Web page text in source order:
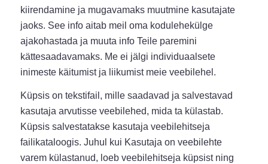
kiirendamine ja mugavamaks muutmine kasutajate
jaoks. See info aitab meil oma kodulehekülge
ajakohastada ja muuta info Teile paremini
kättesaadavamaks. Me ei jälgi individuaalsete
inimeste käitumist ja liikumist meie veebilehel.
Küpsis on tekstifail, mille saadavad ja salvestavad
kasutaja arvutisse veebilehed, mida ta külastab.
Küpsis salvestatakse kasutaja veebilehitseja
failikataloogis. Juhul kui Kasutaja on veebilehte
varem külastanud, loeb veebilehitseja küpsist ning